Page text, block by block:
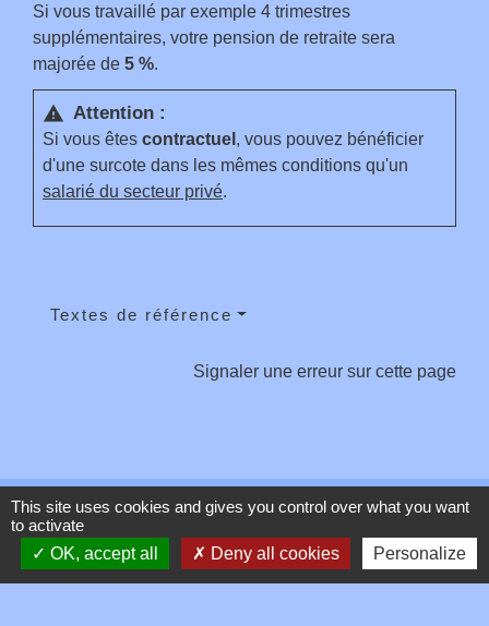
Si vous travaillé par exemple 4 trimestres
supplémentaires, votre pension de retraite sera
majorée de 5 %.
warning Attention :
Si vous êtes contractuel , vous pouvez bénéficier
d'une surcote dans les mêmes conditions qu'un
salarié du secteur privé.
Textes de référence
Signaler une erreur sur cette page
Contacts
Commune de Toussieux
346, Route du Morbier
This site uses cookies and gives you control over what you want
to activate
OK, accept all
Deny all cookies Personalize